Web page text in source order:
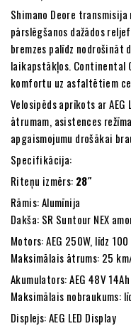
Shimano Deore
pārslēgšanos dažādos
bremzes palīdz nodrošināt
laikapstākļos. Continental
komfortu uz asfaltētiem
Velosipēds aprīkots ar
ātrumam, asistences
apgaismojumu drošākai
Specifikācija:
Riteņu izmērs: 28″
Rāmis: Alumīnija
Dakša: SR Suntour NEX
Motors: AEG 250W, līdz 100
Maksimālais ātrums: 25
Akumulators: AEG 48V
Maksimālais nobraukums:
Displejs: AEG LED Display